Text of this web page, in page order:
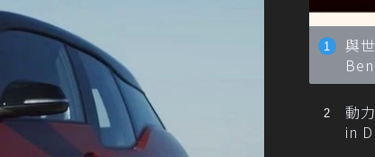
與
也
動
in